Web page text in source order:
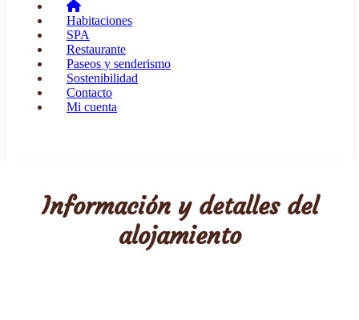
Habitaciones
SPA
Restaurante
Paseos y senderismo
Sostenibilidad
Contacto
Mi cuenta
Información y detalles del
alojamiento